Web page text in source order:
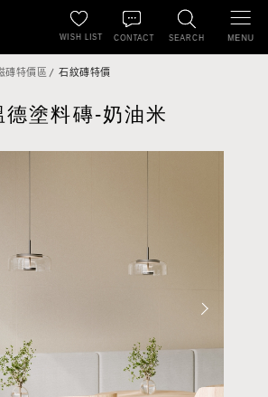
SEARCH
WISH LIST CONTACT MENU
磚特價區 石紋磚特價
德塗料磚-奶油米